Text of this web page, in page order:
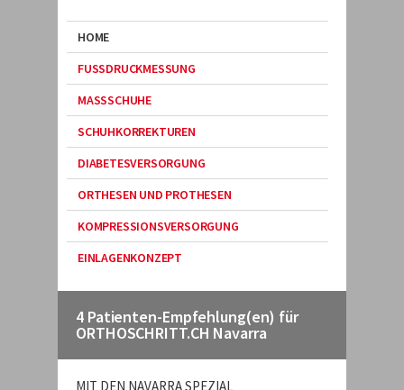
HOME
FUSSDRUCKMESSUNG
MASSSCHUHE
SCHUHKORREKTUREN
DIABETESVERSORGUNG
ORTHESEN UND PROTHESEN
KOMPRESSIONSVERSORGUNG
EINLAGENKONZEPT
4 Patienten-Empfehlung(en) für
ORTHOSCHRITT.CH Navarra
MIT DEN NAVARRA SPEZIAL